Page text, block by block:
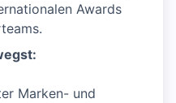
Awards
Marken- und